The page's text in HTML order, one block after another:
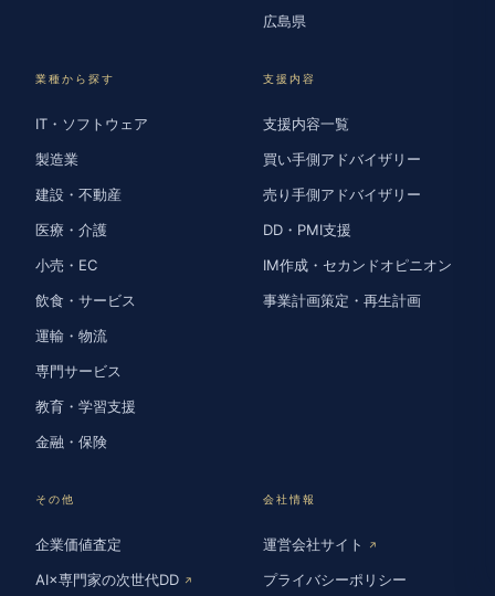
広島県
業種から探す
IT・ソフトウェア
製造業
建設・不動産
医療・介護
小売・EC
飲食・サービス
運輸・物流
専門サービス
教育・学習支援
金融・保険
支援内容
支援内容一覧
買い手側アドバイザリー
売り手側アドバイザリー
DD・PMI支援
IM作成・セカンドオピニオン
事業計画策定・再生計画
その他
企業価値査定
AI×専門家の次世代DD ↗
会社情報
運営会社サイト ↗
プライバシーポリシー